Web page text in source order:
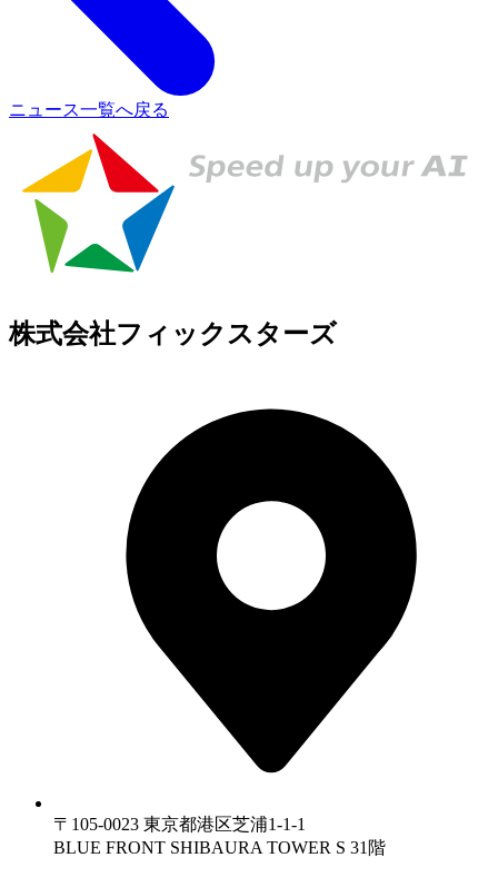
ニュース一覧へ戻る
株式会社フィックスターズ
〒105-0023 東京都港区芝浦1-1-1
BLUE FRONT SHIBAURA TOWER S 31階